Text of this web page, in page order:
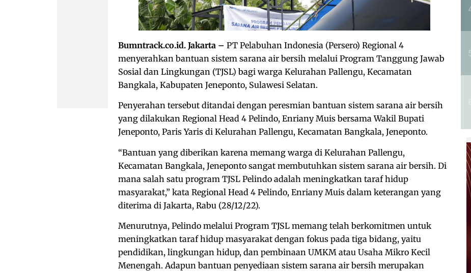
Bumntrack.co.id. Jakarta – PT Pelabuhan Indonesia (Persero) Regional 4
menyerahkan bantuan sistem sarana air bersih melalui Program Tanggung Jawab
Sosial dan Lingkungan (TJSL) bagi warga Kelurahan Pallengu, Kecamatan
Bangkala, Kabupaten Jeneponto, Sulawesi Selatan.
Penyerahan tersebut ditandai dengan peresmian bantuan sistem sarana air bersih
yang dilakukan Regional Head 4 Pelindo, Enriany Muis bersama Wakil Bupati
Jeneponto, Paris Yaris di Kelurahan Pallengu, Kecamatan Bangkala, Jeneponto.
“Bantuan yang diberikan karena memang warga di Kelurahan Pallengu,
Kecamatan Bangkala, Jeneponto sangat membutuhkan sistem sarana air bersih. Di
mana salah satu program TJSL Pelindo adalah meningkatkan taraf hidup
masyarakat,” kata Regional Head 4 Pelindo, Enriany Muis dalam keterangan yang
diterima di Jakarta, Rabu (28/12/22).
Menurutnya, Pelindo melalui Program TJSL memang telah berkomitmen untuk
meningkatkan taraf hidup masyarakat dengan fokus pada tiga bidang, yaitu
pendidikan, lingkungan hidup, dan pembinaan UMKM atau Usaha Mikro Kecil
Menengah. Adapun bantuan penyediaan sistem sarana air bersih merupakan